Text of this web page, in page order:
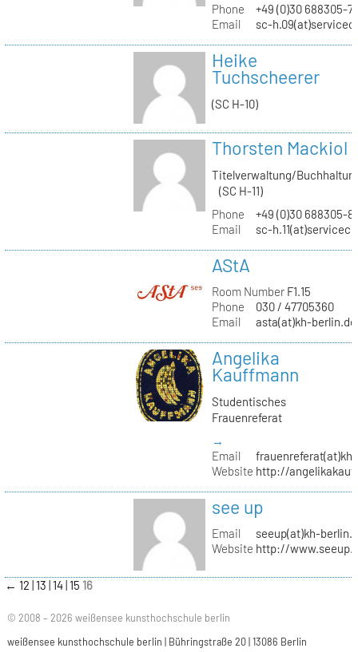
Phone
+49 (0)30 688305-
Email
sc-
Heike
Tuchscheerer
(SC H-10)
Thorsten Mackiol
Titelverwaltung/
(SC H-11)
Phone
+49 (0)30 688305-
Email
sc-
AStA
Room NumberF1.15
Phone
030 / 47705360
Email
asta(at)kh-berlin.de
Angelika
Kauffmann
Studentisches
Frauenreferat
→
Email
Website http://
see up
Email
seeup(at)kh-
Website http://
← 12 13 14 15 16
© 2008 – 2026 weißensee kunsthochschule berlin
weißensee kunsthochschule berlin | Bühringstraße 20 | 13086 Berlin